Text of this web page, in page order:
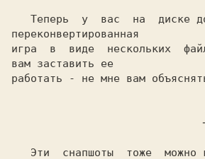
переконвертированная
игра  в  виде  нескольких
вам заставить ее
работать - не мне вам